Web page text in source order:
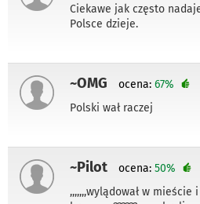
Ciekawe jak często
Polsce dzieje.
~OMG ocena: 67%
Polski wał raczej
~Pilot ocena: 50%
,,,,,,,wylądował w mieście